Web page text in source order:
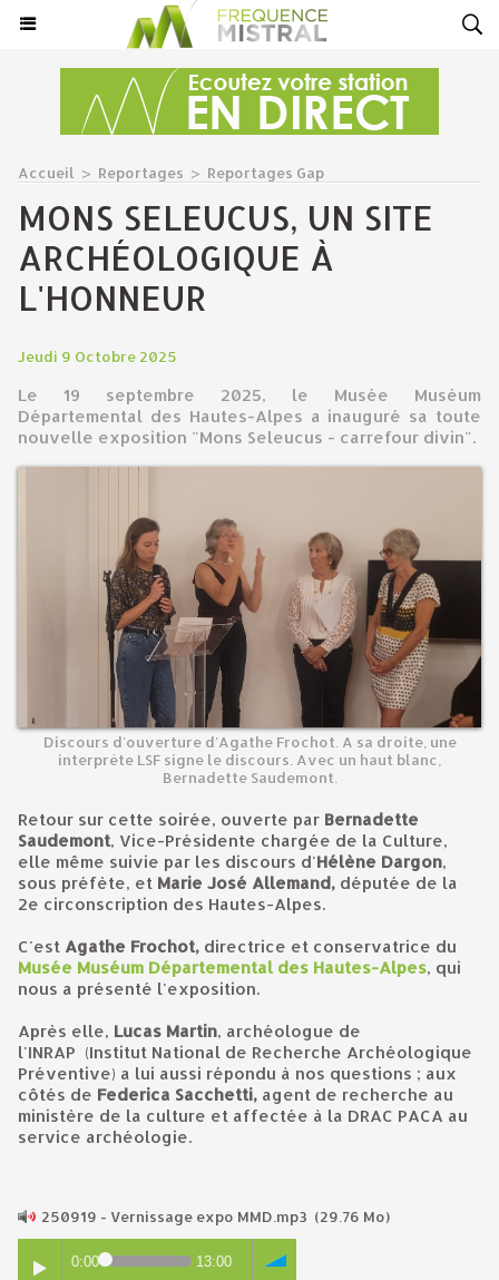
Accueil > Reportages > Reportages Gap
MONS SELEUCUS, UN SITE
ARCHÉOLOGIQUE À
L'HONNEUR
Jeudi 9 Octobre 2025
Le 19 septembre 2025, le Musée Muséum
Départemental des Hautes-Alpes a inauguré sa toute
nouvelle exposition "Mons Seleucus - carrefour divin".
Discours d'ouverture d'Agathe Frochot. A sa droite, une
interprète LSF signe le discours. Avec un haut blanc,
Bernadette Saudemont.
Retour sur cette soirée, ouverte par Bernadette
Saudemont, Vice-Présidente chargée de la Culture,
elle même suivie par les discours d'Hélène Dargon,
sous préfète, et Marie José Allemand, députée de la
2e circonscription des Hautes-Alpes.
C'est Agathe Frochot, directrice et conservatrice du
Musée Muséum Départemental des Hautes-Alpes, qui
nous a présenté l'exposition.
Après elle, Lucas Martin, archéologue de
l'INRAP (Institut National de Recherche Archéologique
Préventive) a lui aussi répondu à nos questions ; aux
côtés de Federica Sacchetti, agent de recherche au
ministère de la culture et affectée à la DRAC PACA au
service archéologie.
250919 - Vernissage expo MMD.mp3 (29.76 Mo)
0:00 13:00